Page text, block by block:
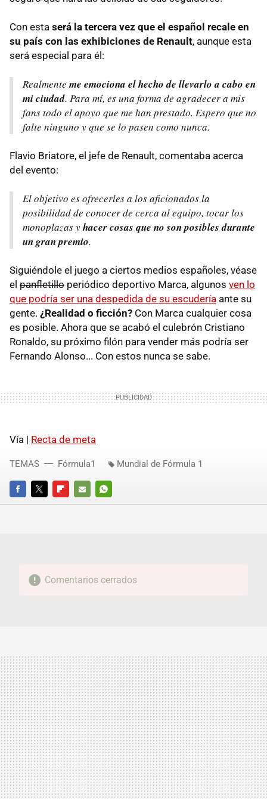
Con esta será la tercera vez que el español recale en
su país con las exhibiciones de Renault, aunque esta
será especial para él:
Realmenteme emociona el hecho de llevarlo a cabo en
mi ciudad. Para mí, es una forma de agradecer a mis
fans todo el apoyo que me han prestado. Espero que no
falte ninguno y que se lo pasen como nunca.
Flavio Briatore, el jefe de Renault, comentaba acerca
del evento:
El objetivo es ofrecerles a los aficionados la
posibilidad de conocer de cerca al equipo, tocar los
monoplazas yhacer cosas que no son posibles durante
un gran premio.
Siguiéndole el juego a ciertos medios españoles, véase
el panfletillo periódico deportivo Marca, algunos ven lo
que podría ser una despedida de su escudería ante su
gente. ¿Realidad o ficción? Con Marca cualquier cosa
es posible. Ahora que se acabó el culebrón Cristiano
Ronaldo, su próximo filón para vender más podría ser
Fernando Alonso... Con estos nunca se sabe.
Vía | Recta de meta
FACEBOOKTWITTERFLIPBOARD
E-
WHATSAPP
TEMAS Fórmula1 Mundial de Fórmula 1
Comentarios cerrados